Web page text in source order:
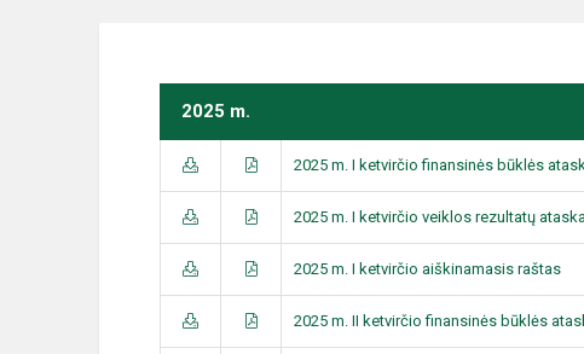
2025 m.
2025 m. I ketvirčio finansinės būklės
2025 m. I ketvirčio veiklos rezultatų
2025 m. I ketvirčio aiškinamasis raštas
2025 m. II ketvirčio finansinės būklės